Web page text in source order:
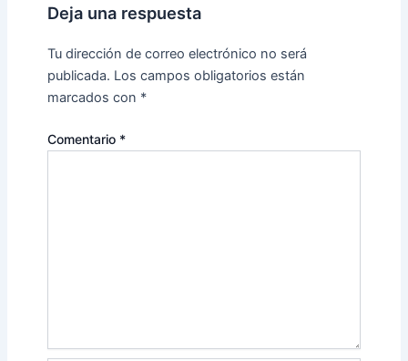
Deja una respuesta
Tu dirección de correo electrónico no será
publicada. Los campos obligatorios están
marcados con *
Comentario *